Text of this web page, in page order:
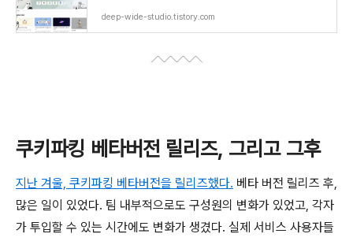
deep-wide-studio.tistory.com
쿠키파킹 베타버전 릴리즈, 그리고 그후
지난 겨울, 쿠키파킹 베타버전을 릴리즈했다. 베타 버전 릴리즈 후,
많은 일이 있었다. 팀 내부적으로도 구성원의 변화가 있었고, 각자
가 투입할 수 있는 시간에도 변화가 생겼다. 실제 서비스 사용자들